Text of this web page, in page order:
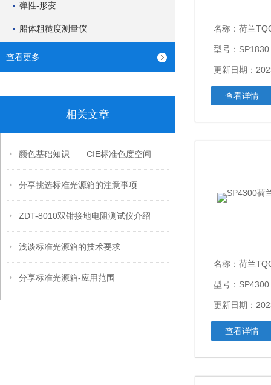
弹性-形变
船体粗糙度测量仪
查看更多
相关文章
颜色基础知识——CIE标准色度空间
分享挑选标准光源箱的注意事项
ZDT-8010双钳接地电阻测试仪介绍
浅谈标准光源箱的技术要求
分享标准光源箱-应用范围
名称： 荷兰
型号：SP1830
更新日期：
查看详情
名称： 荷兰
型号：SP4300
更新日期：
查看详情